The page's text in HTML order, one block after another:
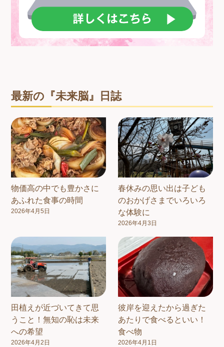
最新の『未来脳』日誌
物価高の中でも豊かさに
あふれた食事の時間
2026年4月5日
春休みの思い出は子ども
のおかげさまでいろいろ
な体験に
2026年4月3日
田植えが近づいてきて思
うこと！無知の恥は未来
への希望
2026年4月2日
彼岸を迎えたから過ぎた
あたりで食べるといい！
食べ物
2026年4月1日